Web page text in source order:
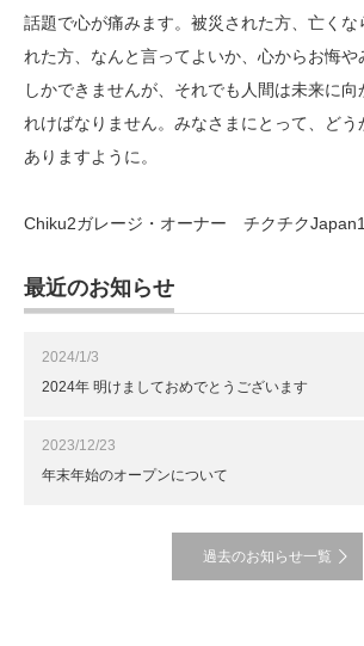
話題で心が痛みます。被災された方、亡くな
れた方、なんと言ってよいか、心からお悔や
しかできませんが、それでも人間は未来に
れけばなりません。みなさまにとって、ど
ありますように。
Chiku2ガレージ・オーナー チクチク
最近のお知らせ
2024/1/3
2024年 明けましておめでとうございます
2023/12/23
年末年始のオープンについて
過去のお知らせ一覧